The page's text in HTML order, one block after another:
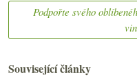
Podpořte svého
Související články